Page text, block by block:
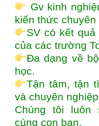
Gv kinh
kiến thức chuyên
SV có kết
của các trường
Đa dạng về
học.
Tận tâm, tận
và chuyên
Chúng tôi luôn
cùng con bạn.